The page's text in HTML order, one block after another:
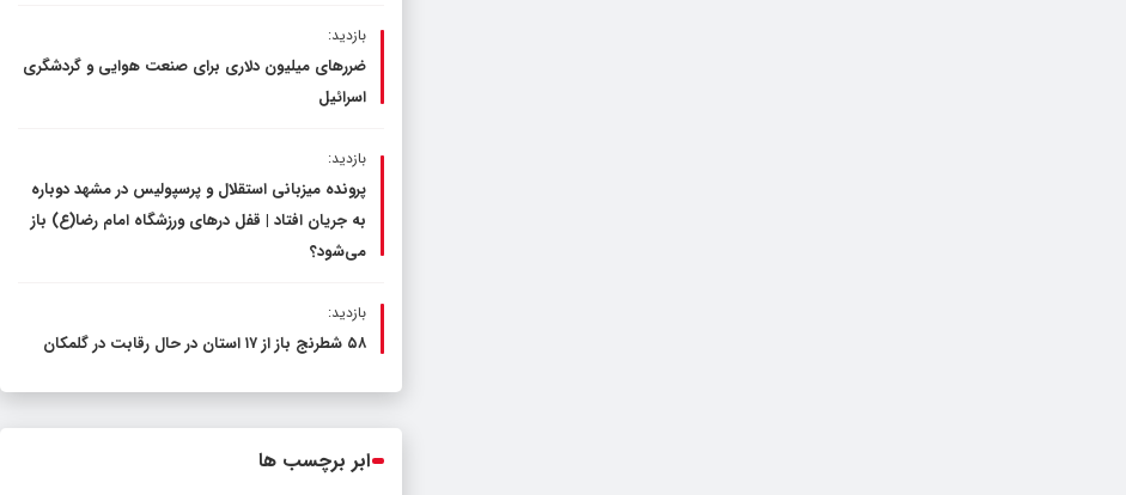
بازدید:
ضررهای میلیون دلاری برای صنعت هوایی و گردشگری
اسرائیل
بازدید:
پرونده میزبانی استقلال و پرسپولیس در مشهد دوباره
به جریان افتاد | قفل در‌های ورزشگاه امام رضا(ع) باز
می‌شود؟
بازدید:
۵۸ شطرنج‌ باز از ۱۷ استان در حال رقابت در گلمکان
ابر برچسب ها